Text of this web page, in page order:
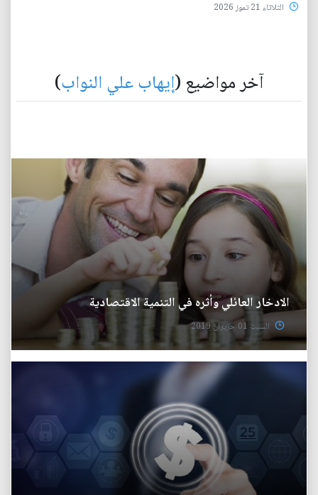
الثلاثاء 21 تموز 2026
آخر مواضيع (إيهاب علي النواب)
الادخار العائلي وأثره في التنمية الاقتصادية
السبت 01 حزيران 2019